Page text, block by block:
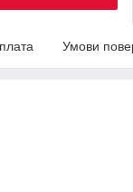
Умови